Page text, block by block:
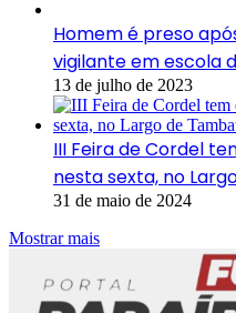
Homem é preso
vigilante em escola
13 de julho de 2023
III Feira de Cordel
nesta sexta, no
31 de maio de 2024
Mostrar mais